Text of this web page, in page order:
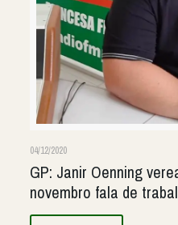
04/12/2020
GP: Janir Oenning
novembro fala de